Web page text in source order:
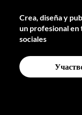
Crea, diseña y
un profesional en
sociales